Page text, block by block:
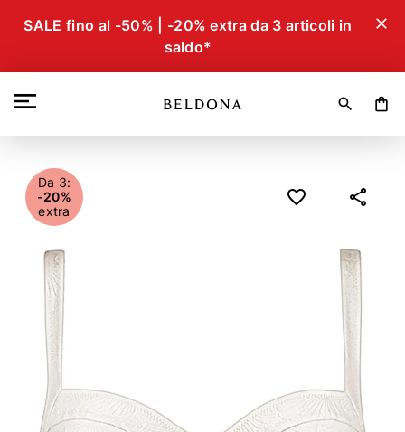
SALE fino al -50% | -20% extra da 3 articoli in
saldo*
close
search shopping_bag
Da 3:
-20%
extra